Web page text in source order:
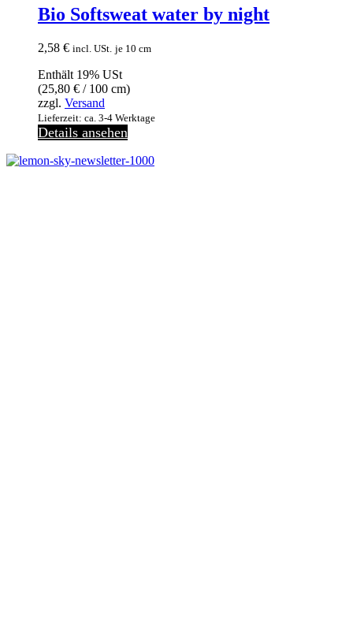
Bio Softsweat water by night
2,58 € incl. USt. je 10 cm
Enthält 19% USt
(25,80 € / 100 cm)
zzgl. Versand
Lieferzeit: ca. 3-4 Werktage
Details ansehen